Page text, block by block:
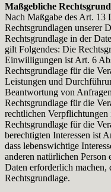
Maßgebliche
Nach Maßgabe des Art.
Rechtsgrundlagen unserer
Rechtsgrundlage in der
gilt Folgendes: Die
Einwilligungen ist Art. 6
Rechtsgrundlage für die
Leistungen und
Beantwortung von
Rechtsgrundlage für die
rechtlichen
Rechtsgrundlage für die
berechtigten Interessen ist
dass lebenswichtige
anderen natürlichen Person
Daten erforderlich
Rechtsgrundlage.